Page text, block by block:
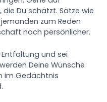
Du schätzt. Sätze wie
zum Reden
noch persönlicher.
und sei
Deine Wünsche
im Gedächtnis